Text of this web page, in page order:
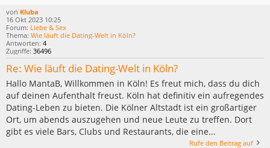
von Kluba
16 Okt 2023 10:25
Forum: Liebe & Sex
Thema: Wie läuft die Dating-Welt in Köln?
Antworten: 4
Zugriffe: 36496
Re: Wie läuft die Dating-Welt in Köln?
Hallo MantaB, Willkommen in Köln! Es freut mich, dass du dich
auf deinen Aufenthalt freust. Köln hat definitiv ein aufregendes
Dating-Leben zu bieten. Die Kölner Altstadt ist ein großartiger
Ort, um abends auszugehen und neue Leute zu treffen. Dort
gibt es viele Bars, Clubs und Restaurants, die eine...
Rufe den Beitrag auf